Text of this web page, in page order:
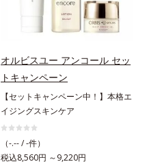
オルビスユー アンコール セッ
トキャンペーン
【セットキャンペーン中！】本格エ
イジングスキンケア
（-.-- / -件）
税込8,560円 ～9,220円